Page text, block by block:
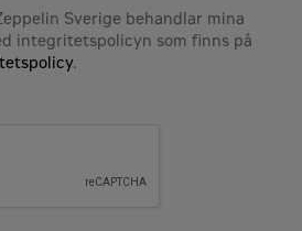
Sverige behandlar mina
integritetspolicyn som finns på
.